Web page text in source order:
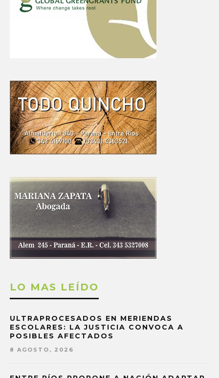
LO MAS LEÍDO
ULTRAPROCESADOS EN MERIENDAS
ESCOLARES: LA JUSTICIA CONVOCA A
POSIBLES AFECTADOS
8 AGOSTO, 2026